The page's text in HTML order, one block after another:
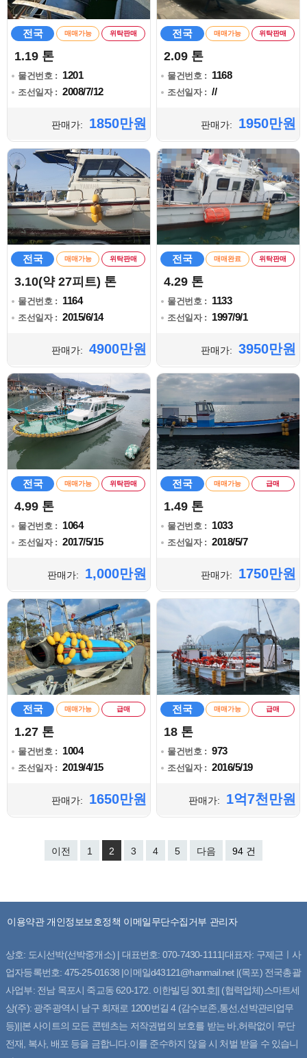
전국 매매가능 위탁판매
1.19 톤
물건번호 : 1201
조선일자 : 2008/7/12
판매가: 1850만원
전국 매매가능 위탁판매
2.09 톤
물건번호 : 1168
조선일자 : //
판매가: 1950만원
전국 매매가능 위탁판매
3.10(약 27피트) 톤
물건번호 : 1164
조선일자 : 2015/6/14
판매가: 4900만원
전국 매매완료 위탁판매
4.29 톤
물건번호 : 1133
조선일자 : 1997/9/1
판매가: 3950만원
전국 매매가능 위탁판매
4.99 톤
물건번호 : 1064
조선일자 : 2017/5/15
판매가: 1,000만원
전국 매매가능 급매
1.49 톤
물건번호 : 1033
조선일자 : 2018/5/7
판매가: 1750만원
전국 매매가능 급매
1.27 톤
물건번호 : 1004
조선일자 : 2019/4/15
판매가: 1650만원
전국 매매가능 급매
18 톤
물건번호 : 973
조선일자 : 2016/5/19
판매가: 1억7천만원
이전 1 2 3 4 5 다음 94 건
이용약관 개인정보보호정책 이메일무단수집거부 관리자
상호: 도시선박(선박중개소) | 대표번호: 070-7430-1111|대표자: 구제근ㅣ사
업자등록번호: 475-25-01638 |이메일d43121@hanmail.net |(목포) 전국총괄
사업부: 전남 목포시 죽교동 620-172. 이한빌딩 301호|| (협력업체)스마트세
상(주): 광주광역시 남구 회재로 1200번길 4 (감수보존,통선,선박관리업무
등)||본 사이트의 모든 콘텐츠는 저작권법의 보호를 받는 바,허락없이 무단
전재, 복사, 배포 등을 금합니다.이를 준수하지 않을 시 처벌 받을 수 있습니